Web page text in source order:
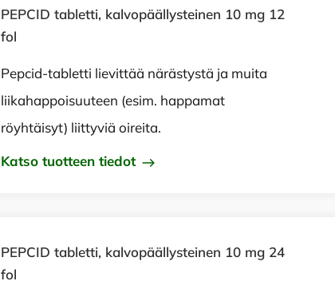
PEPCID tabletti, kalvopäällysteinen 10 mg 12
fol
Pepcid-tabletti lievittää närästystä ja muita
liikahappoisuuteen (esim. happamat
röyhtäisyt) liittyviä oireita.
Katso tuotteen tiedot
PEPCID tabletti, kalvopäällysteinen 10 mg 24
fol